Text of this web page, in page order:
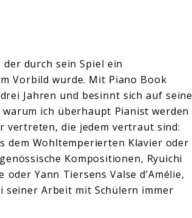
durch sein Spiel ein
Vorbild wurde. Mit Piano Book
Jahren und besinnt sich auf seine
ich überhaupt Pianist werden
vertreten, die jedem vertraut sind:
dem Wohltemperierten Klavier oder
Kompositionen, Ryuichi
Yann Tiersens Valse d’Amélie,
seiner Arbeit mit Schülern immer